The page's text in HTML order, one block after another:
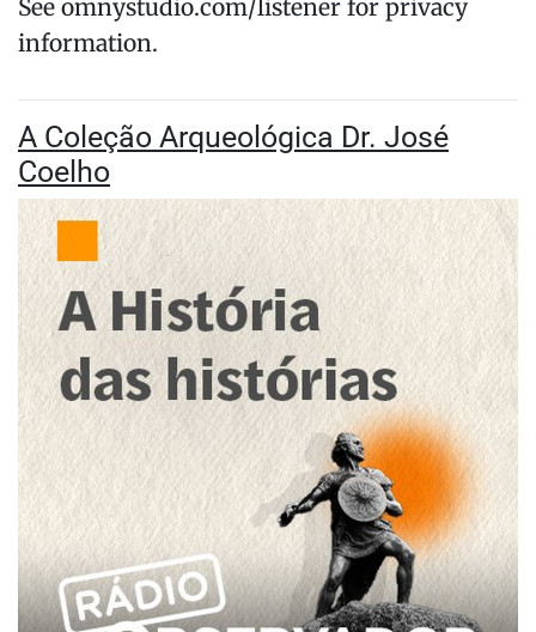
See omnystudio.com/listener for privacy
information.
A Coleção Arqueológica Dr. José
Coelho